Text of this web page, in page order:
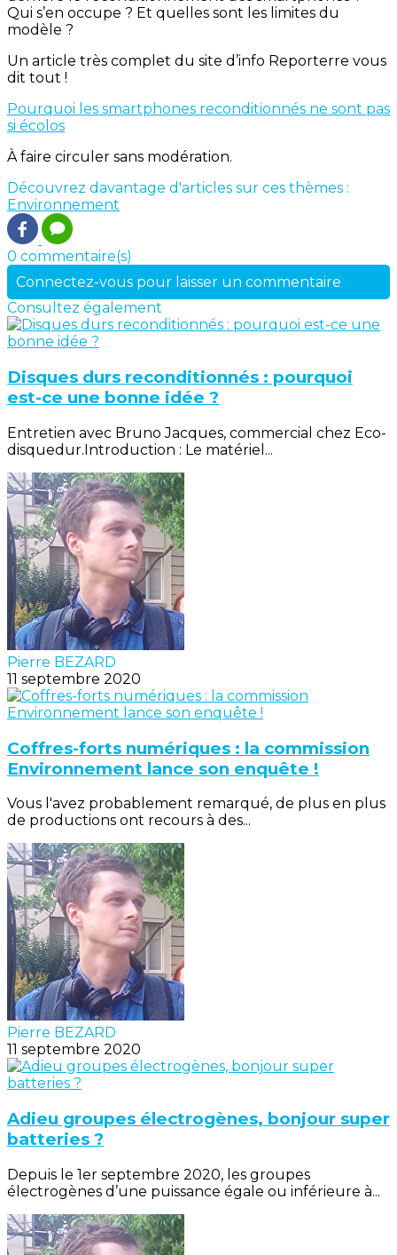
Qui s’en occupe ? Et quelles sont les limites du
modèle ?
Un article très complet du site d’info Reporterre vous
dit tout !
Pourquoi les smartphones reconditionnés ne sont pas
si écolos
À faire circuler sans modération.
Découvrez davantage d'articles sur ces thèmes :
Environnement
0 commentaire(s)
Connectez-vous pour laisser un commentaire
Consultez également
Disques durs reconditionnés : pourquoi
est-ce une bonne idée ?
Entretien avec Bruno Jacques, commercial chez Eco-
disquedur.Introduction : Le matériel...
Pierre BEZARD
11 septembre 2020
Coffres-forts numériques : la commission
Environnement lance son enquête !
Vous l'avez probablement remarqué, de plus en plus
de productions ont recours à des...
Pierre BEZARD
11 septembre 2020
Adieu groupes électrogènes, bonjour super
batteries ?
Depuis le 1er septembre 2020, les groupes
électrogènes d’une puissance égale ou inférieure à...